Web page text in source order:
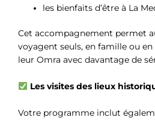
les bienfaits d’être à La
Cet accompagnement permet
voyagent seuls, en famille ou
leur Omra avec davantage de
Les visites des lieux
Votre programme inclut